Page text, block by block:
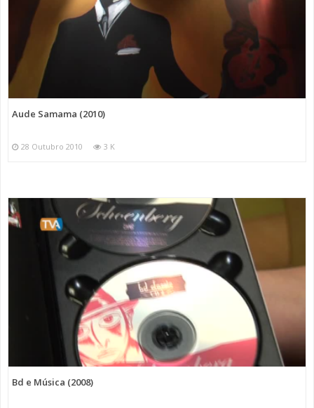
Aude Samama (2010)
28 Outubro 2010 3 K
Bd e Música (2008)